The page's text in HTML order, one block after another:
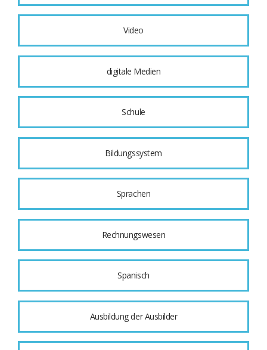
Video
digitale Medien
Schule
Bildungssystem
Sprachen
Rechnungswesen
Spanisch
Ausbildung der Ausbilder